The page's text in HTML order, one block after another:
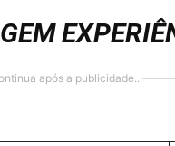
após a publicidade..